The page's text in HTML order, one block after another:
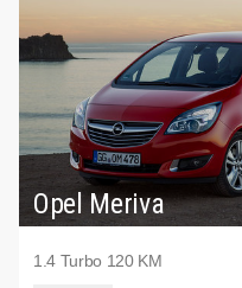
Opel Meriva
1.4 Turbo 120 KM